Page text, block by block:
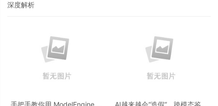
深度解析
手把手教你用 ModelEngine 打
AI越来越会“造假“，跨模态鉴伪